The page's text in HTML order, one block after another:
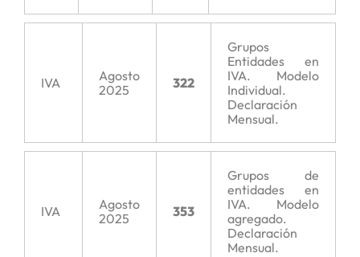
IVA
Agosto
2025
322
Grupos
Entidades en
IVA. Modelo
Individual.
Declaración
Mensual.
IVA
Agosto
2025
353
Grupos de
entidades en
IVA. Modelo
agregado.
Declaración
Mensual.